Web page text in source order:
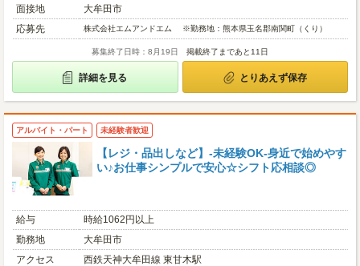
面接地
大牟田市
応募先
株式会社エムアンドエム ※勤務地：熊本県玉名郡南関町（くり）
募集終了日時：8月19日 掲載終了まであと11日
詳細を見る とりあえず保存
アルバイト・パート 未経験者歓迎
【レジ・品出しなど】-未経験OK-身近で始めやす
い♪お仕事シンプルで安心☆シフト応相談◎
給与
時給1062円以上
勤務地
大牟田市
アクセス
西鉄天神大牟田線 東甘木駅